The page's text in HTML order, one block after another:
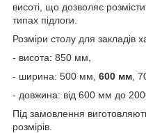
висоті, що дозволяє
типах підлоги.
Розміри столу для закладів
- висота: 850 мм,
- ширина: 500 мм, 600 мм ,
- довжина: від 600 мм до
Під замовлення
розмірів.